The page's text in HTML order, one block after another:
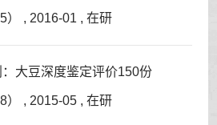
） , 2016-01 , 在研
大豆深度鉴定评价150份
） , 2015-05 , 在研